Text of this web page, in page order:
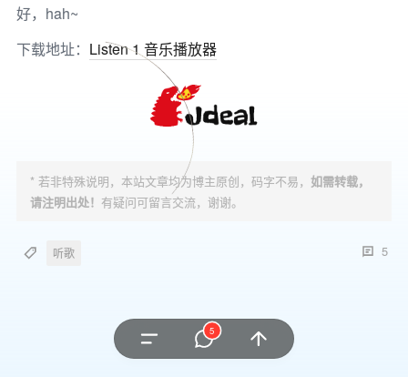
好，hah~
下载地址： Listen 1 音乐播放器
* 若非特殊说明，本站文章均为博主原创，码字不易， 如需转载，
请注明出处！ 有疑问可留言交流，谢谢。
听歌 5
5